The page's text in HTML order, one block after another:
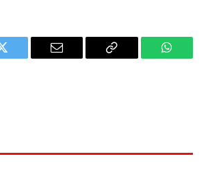
Twitter Email
Copy